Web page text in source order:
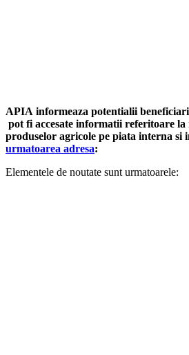
APIA informeaza potentialii
pot fi accesate informatii referitoare la
produselor agricole pe piata interna si
urmatoarea adresa:
Elementele de noutate sunt urmatoarele: